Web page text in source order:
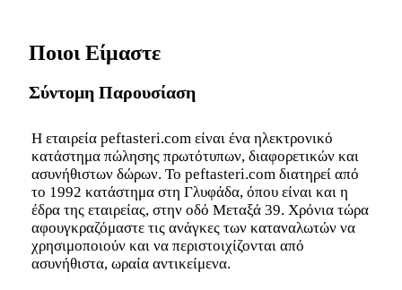
Ποιοι Είμαστε
Σύντομη Παρουσίαση
Η εταιρεία peftasteri.com είναι ένα ηλεκτρονικό
κατάστημα πώλησης πρωτότυπων, διαφορετικών και
ασυνήθιστων δώρων. Το peftasteri.com διατηρεί από
το 1992 κατάστημα στη Γλυφάδα, όπου είναι και η
έδρα της εταιρείας, στην οδό Μεταξά 39. Χρόνια τώρα
αφουγκραζόμαστε τις ανάγκες των καταναλωτών να
χρησιμοποιούν και να περιστοιχίζονται από
ασυνήθιστα, ωραία αντικείμενα.